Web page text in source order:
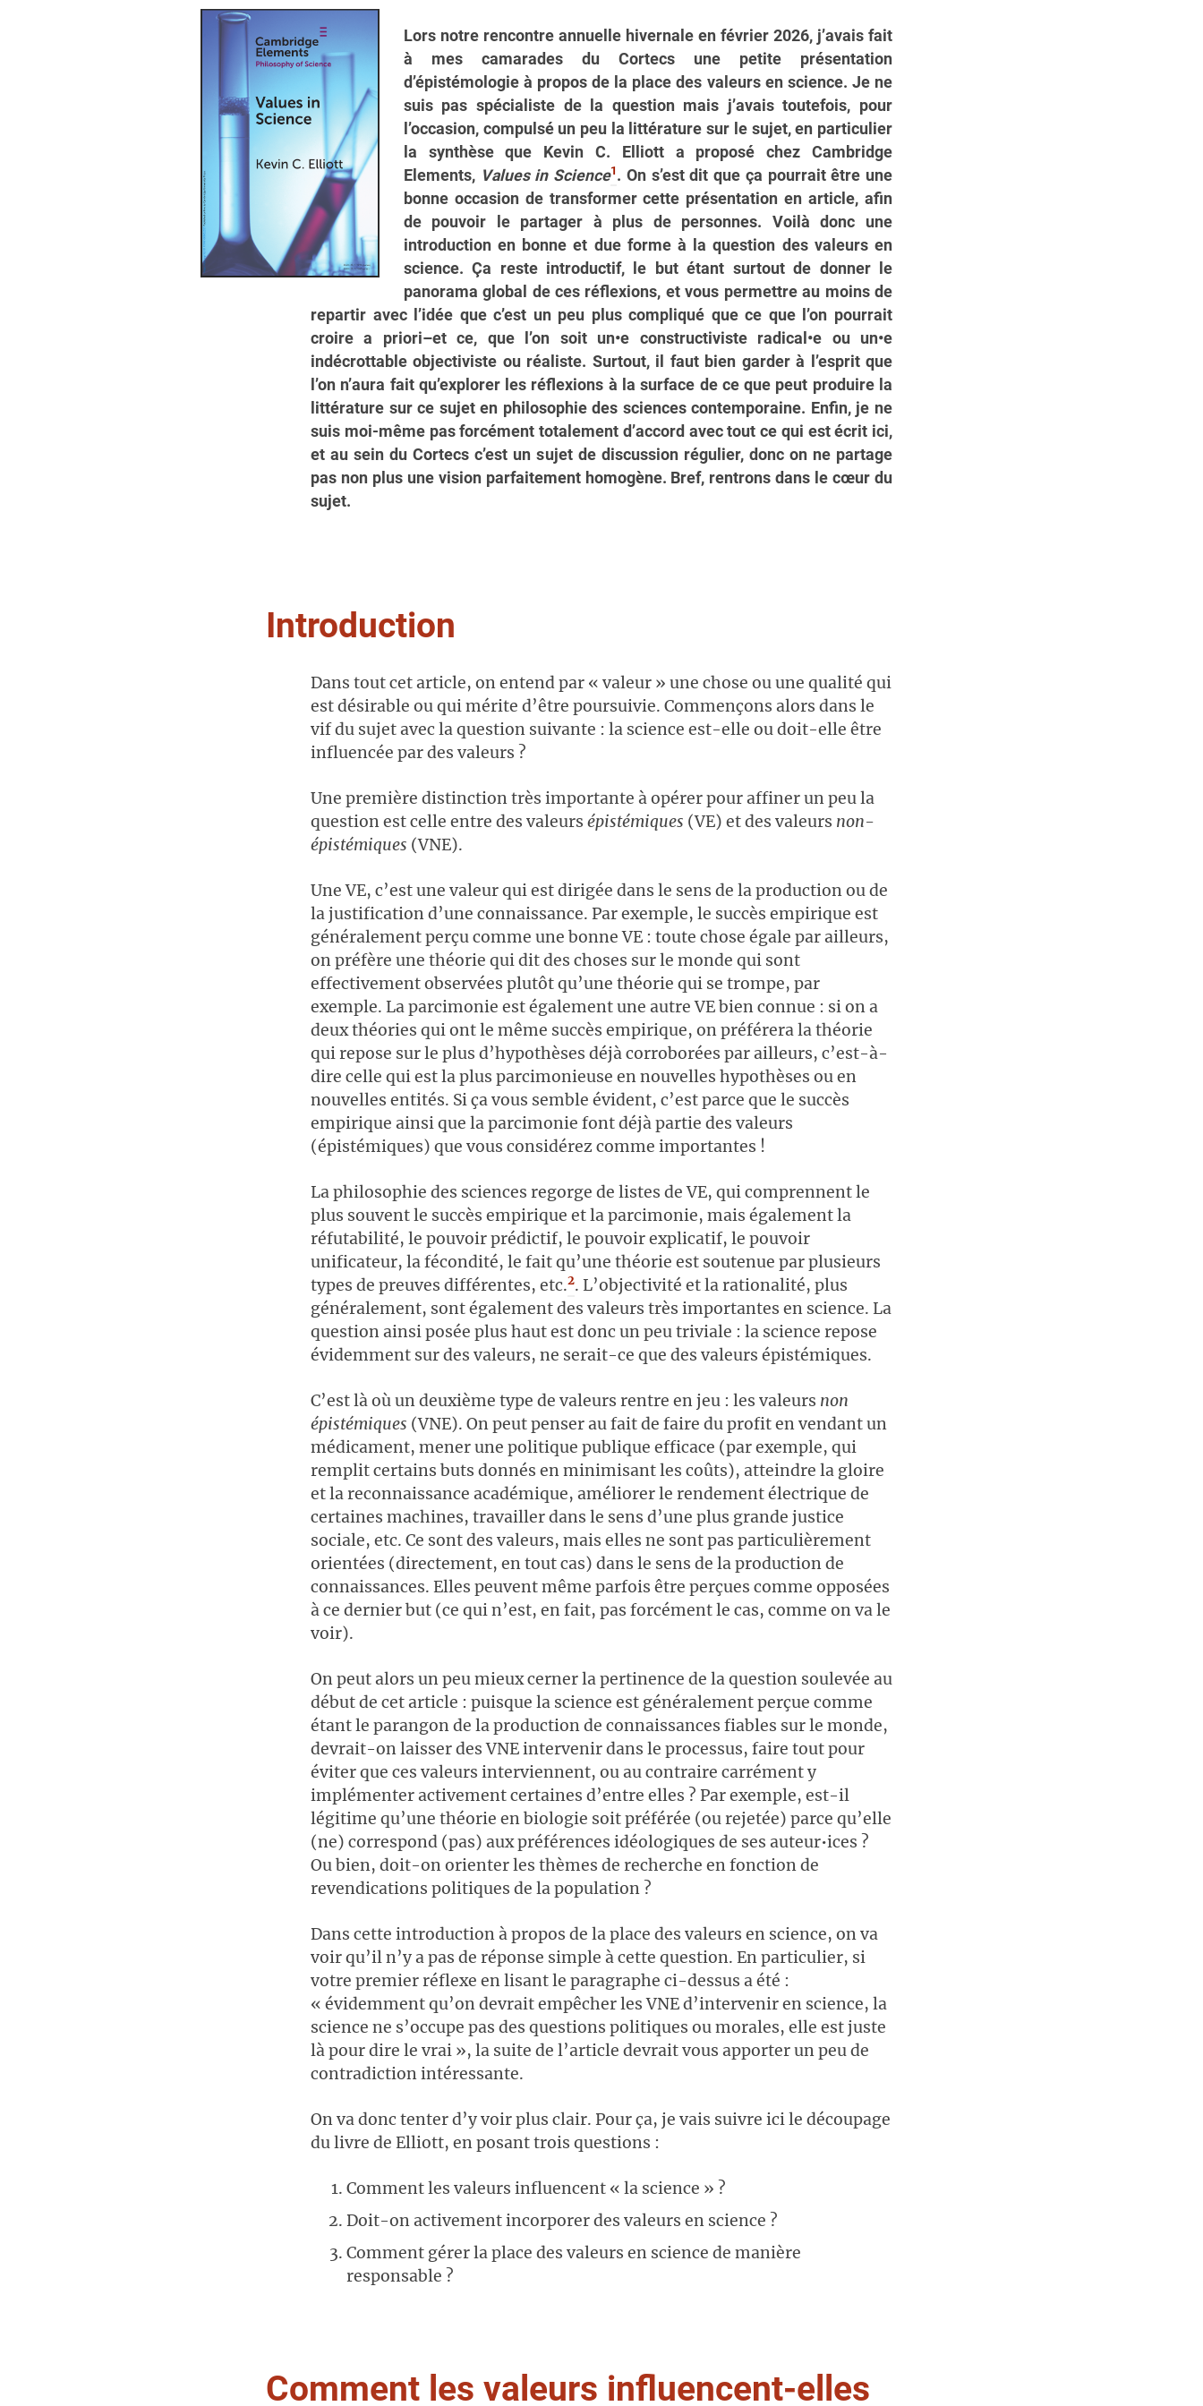
Lors notre rencontre annuelle hivernale en février 2026, j’avais fait
à mes camarades du Cortecs une petite présentation
d’épistémologie à propos de la place des valeurs en science. Je ne
suis pas spécialiste de la question mais j’avais toutefois, pour
l’occasion, compulsé un peu la littérature sur le sujet, en particulier
la synthèse que Kevin C. Elliott a proposé chez Cambridge
Elements, Values in Science1 . On s’est dit que ça pourrait être une
bonne occasion de transformer cette présentation en article, afin
de pouvoir le partager à plus de personnes. Voilà donc une
introduction en bonne et due forme à la question des valeurs en
science. Ça reste introductif, le but étant surtout de donner le
panorama global de ces réflexions, et vous permettre au moins de
repartir avec l’idée que c’est un peu plus compliqué que ce que l’on pourrait
croire a priori–et ce, que l’on soit un•e constructiviste radical•e ou un•e
indécrottable objectiviste ou réaliste. Surtout, il faut bien garder à l’esprit que
l’on n’aura fait qu’explorer les réflexions à la surface de ce que peut produire la
littérature sur ce sujet en philosophie des sciences contemporaine. Enfin, je ne
suis moi-même pas forcément totalement d’accord avec tout ce qui est écrit ici,
et au sein du Cortecs c’est un sujet de discussion régulier, donc on ne partage
pas non plus une vision parfaitement homogène. Bref, rentrons dans le cœur du
sujet.
Introduction
Dans tout cet article, on entend par « valeur » une chose ou une qualité qui
est désirable ou qui mérite d’être poursuivie. Commençons alors dans le
vif du sujet avec la question suivante : la science est-elle ou doit-elle être
influencée par des valeurs ?
Une première distinction très importante à opérer pour affiner un peu la
question est celle entre des valeurs épistémiques (VE) et des valeurs non-
épistémiques (VNE).
Une VE, c’est une valeur qui est dirigée dans le sens de la production ou de
la justification d’une connaissance. Par exemple, le succès empirique est
généralement perçu comme une bonne VE : toute chose égale par ailleurs,
on préfère une théorie qui dit des choses sur le monde qui sont
effectivement observées plutôt qu’une théorie qui se trompe, par
exemple. La parcimonie est également une autre VE bien connue : si on a
deux théories qui ont le même succès empirique, on préférera la théorie
qui repose sur le plus d’hypothèses déjà corroborées par ailleurs, c’est-à-
dire celle qui est la plus parcimonieuse en nouvelles hypothèses ou en
nouvelles entités. Si ça vous semble évident, c’est parce que le succès
empirique ainsi que la parcimonie font déjà partie des valeurs
(épistémiques) que vous considérez comme importantes !
La philosophie des sciences regorge de listes de VE, qui comprennent le
plus souvent le succès empirique et la parcimonie, mais également la
réfutabilité, le pouvoir prédictif, le pouvoir explicatif, le pouvoir
unificateur, la fécondité, le fait qu’une théorie est soutenue par plusieurs
types de preuves différentes, etc.2. L’objectivité et la rationalité, plus
généralement, sont également des valeurs très importantes en science. La
question ainsi posée plus haut est donc un peu triviale : la science repose
évidemment sur des valeurs, ne serait-ce que des valeurs épistémiques.
C’est là où un deuxième type de valeurs rentre en jeu : les valeurs non
épistémiques (VNE). On peut penser au fait de faire du profit en vendant un
médicament, mener une politique publique efficace (par exemple, qui
remplit certains buts donnés en minimisant les coûts), atteindre la gloire
et la reconnaissance académique, améliorer le rendement électrique de
certaines machines, travailler dans le sens d’une plus grande justice
sociale, etc. Ce sont des valeurs, mais elles ne sont pas particulièrement
orientées (directement, en tout cas) dans le sens de la production de
connaissances. Elles peuvent même parfois être perçues comme opposées
à ce dernier but (ce qui n’est, en fait, pas forcément le cas, comme on va le
voir).
On peut alors un peu mieux cerner la pertinence de la question soulevée au
début de cet article : puisque la science est généralement perçue comme
étant le parangon de la production de connaissances fiables sur le monde,
devrait-on laisser des VNE intervenir dans le processus, faire tout pour
éviter que ces valeurs interviennent, ou au contraire carrément y
implémenter activement certaines d’entre elles ? Par exemple, est-il
légitime qu’une théorie en biologie soit préférée (ou rejetée) parce qu’elle
(ne) correspond (pas) aux préférences idéologiques de ses auteur•ices ?
Ou bien, doit-on orienter les thèmes de recherche en fonction de
revendications politiques de la population ?
Dans cette introduction à propos de la place des valeurs en science, on va
voir qu’il n’y a pas de réponse simple à cette question. En particulier, si
votre premier réflexe en lisant le paragraphe ci-dessus a été :
« évidemment qu’on devrait empêcher les VNE d’intervenir en science, la
science ne s’occupe pas des questions politiques ou morales, elle est juste
là pour dire le vrai », la suite de l’article devrait vous apporter un peu de
contradiction intéressante.
On va donc tenter d’y voir plus clair. Pour ça, je vais suivre ici le découpage
du livre de Elliott, en posant trois questions :
Comment les valeurs influencent « la science » ?
Doit-on activement incorporer des valeurs en science ?
Comment gérer la place des valeurs en science de manière
responsable ?
Comment les valeurs influencent-elles